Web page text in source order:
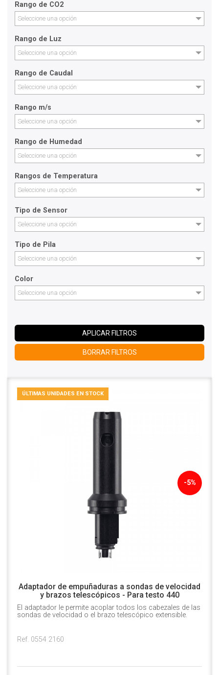
Rango de CO2
Seleccione una opción
Rango de Luz
Seleccione una opción
Rango de Caudal
Seleccione una opción
Rango m/s
Seleccione una opción
Rango de Humedad
Seleccione una opción
Rangos de Temperatura
Seleccione una opción
Tipo de Sensor
Seleccione una opción
Tipo de Pila
Seleccione una opción
Color
Seleccione una opción
APLICAR FILTROS
BORRAR FILTROS
-5%
ÚLTIMAS UNIDADES EN STOCK
Adaptador de empuñaduras a sondas de velocidad
y brazos telescópicos - Para testo 440
El adaptador le permite acoplar todos los cabezales de las
sondas de velocidad o el brazo telescópico extensible.
Ref. 0554 2160